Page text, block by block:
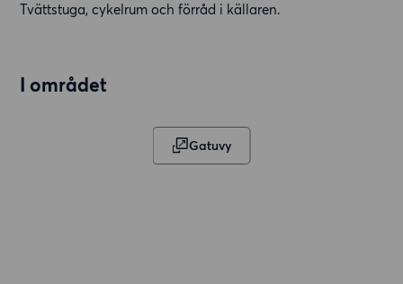
Tvättstuga, cykelrum och förråd i källaren.
I området
Gatuvy